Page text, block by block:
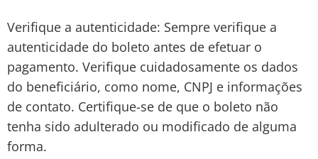
Verifique a autenticidade: Sempre verifique a
autenticidade do boleto antes de efetuar o
pagamento. Verifique cuidadosamente os dados
do beneficiário, como nome, CNPJ e informações
de contato. Certifique-se de que o boleto não
tenha sido adulterado ou modificado de alguma
forma.